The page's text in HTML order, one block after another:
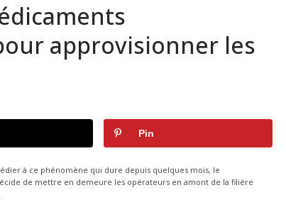
approvisionner les
Pin
à ce phénomène qui dure depuis quelques mois, le
de mettre en demeure les opérateurs en amont de la filière